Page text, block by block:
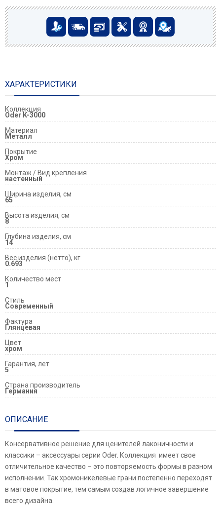
ХАРАКТЕРИСТИКИ
Коллекция
Oder K-3000
Материал
Металл
Покрытие
Хром
Монтаж / Вид крепления
настенный
Ширина изделия, см
65
Высота изделия, см
8
Глубина изделия, см
14
Вес изделия (нетто), кг
0.693
Количество мест
1
Стиль
Современный
Фактура
Глянцевая
Цвет
хром
Гарантия, лет
5
Страна производитель
Германия
ОПИСАНИЕ
Консервативное решение для ценителей лаконичности и
классики – аксессуары серии Oder. Коллекция имеет свое
отличительное качество – это повторяемость формы в разном
исполнении. Так хромоникелевые грани постепенно переходят
в матовое покрытие, тем самым создав логичное завершение
всего дизайна.